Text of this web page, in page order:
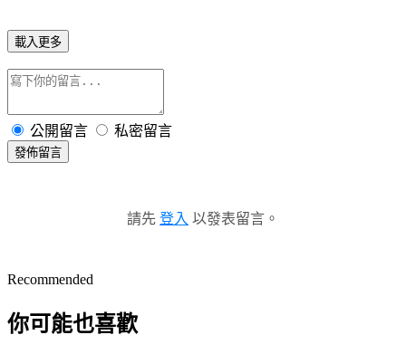
載入更多
公開留言 私密留言
發佈留言
請先 登入 以發表留言。
Recommended
你可能也喜歡